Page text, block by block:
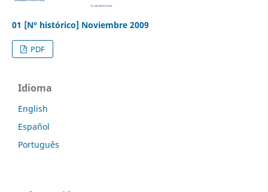
01 [N° histórico] Noviembre 2009
PDF
Idioma
English
Español
Português